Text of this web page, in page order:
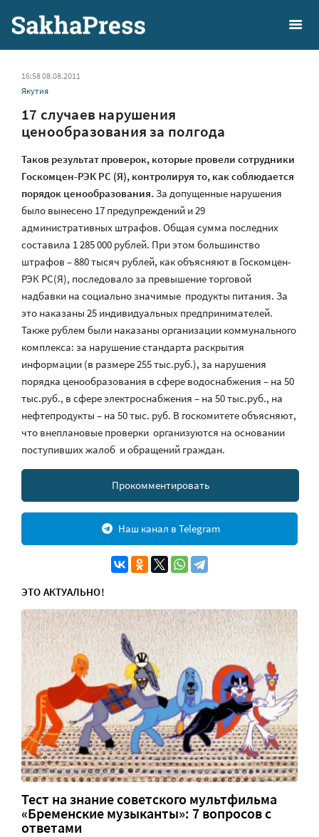
16:58 08.08.2011
Якутия
17 случаев нарушения
ценообразования за полгода
Таков результат проверок, которые провели сотрудники
Госкомцен-РЭК РС (Я), контролируя то, как соблюдается
порядок ценообразования. За допущенные нарушения
было вынесено 17 предупреждений и 29
административных штрафов. Общая сумма последних
составила 1 285 000 рублей. При этом большинство
штрафов – 880 тысяч рублей, как объясняют в Госкомцен-
РЭК РС(Я), последовало за превышение торговой
надбавки на социально значимые продукты питания. За
это наказаны 25 индивидуальных предпринимателей.
Также рублем были наказаны организации коммунального
комплекса: за нарушение стандарта раскрытия
информации (в размере 255 тыс.руб.), за нарушения
порядка ценообразования в сфере водоснабжения – на 50
тыс.руб., в сфере электроснабжения – на 50 тыс.руб., на
нефтепродукты – на 50 тыс. руб. В госкомитете объясняют,
что внеплановые проверки организуются на основании
поступивших жалоб и обращений граждан.
Прокомментировать
Наш канал в Telegram
ЭТО АКТУАЛЬНО!
Тест на знание советского мультфильма
«Бременские музыканты»: 7 вопросов с
ответами